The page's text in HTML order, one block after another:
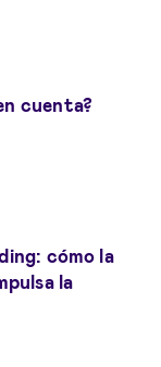
cuenta?
cómo la
la